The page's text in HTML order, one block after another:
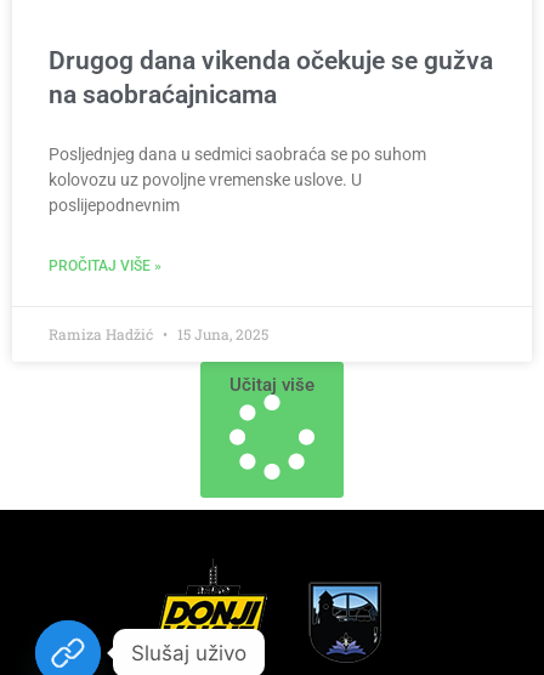
Drugog dana vikenda očekuje se gužva
na saobraćajnicama
Posljednjeg dana u sedmici saobraća se po suhom
kolovozu uz povoljne vremenske uslove. U
poslijepodnevnim
PROČITAJ VIŠE »
Ramiza Hadžić 15 Juna, 2025
Učitaj više
Slušaj uživo